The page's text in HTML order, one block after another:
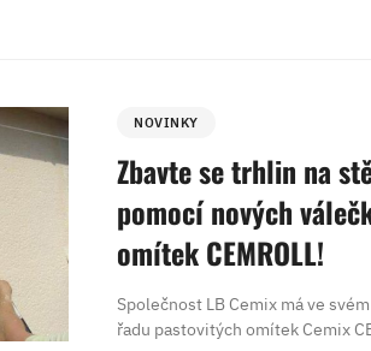
NOVINKY
Zbavte se trhlin na
pomocí nových
omítek CEMROLL!
Společnost LB Cemix má ve
řadu pastovitých omítek Cemix